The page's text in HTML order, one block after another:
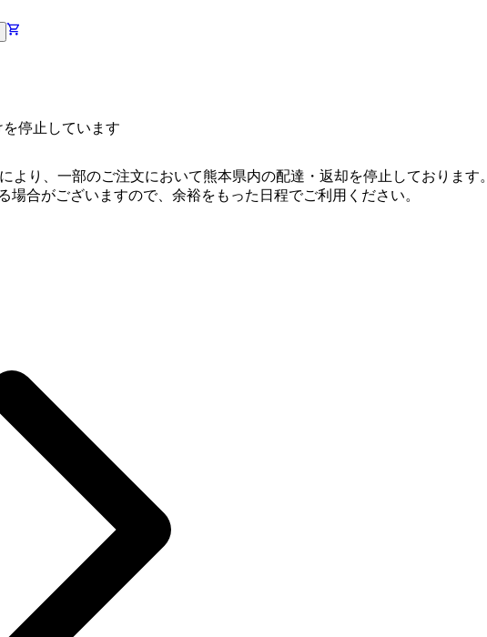
停止しています
より、一部のご注文において熊本県内の配達・返却を停止しております。
場合がございますので、余裕をもった日程でご利用ください。